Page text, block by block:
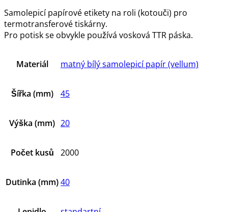
Samolepicí papírové etikety na roli (kotouči) pro
termotransferové tiskárny.
Pro potisk se obvykle používá vosková TTR páska.
Materiál matný bílý samolepicí papír (vellum)
Šířka (mm) 45
Výška (mm) 20
Počet kusů 2000
Dutinka (mm)40